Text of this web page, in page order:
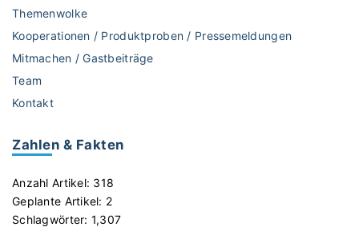
Themenwolke
Kooperationen / Produktproben / Pressemeldungen
Mitmachen / Gastbeiträge
Team
Kontakt
Zahlen & Fakten
Anzahl Artikel: 318
Geplante Artikel: 2
Schlagwörter: 1,307